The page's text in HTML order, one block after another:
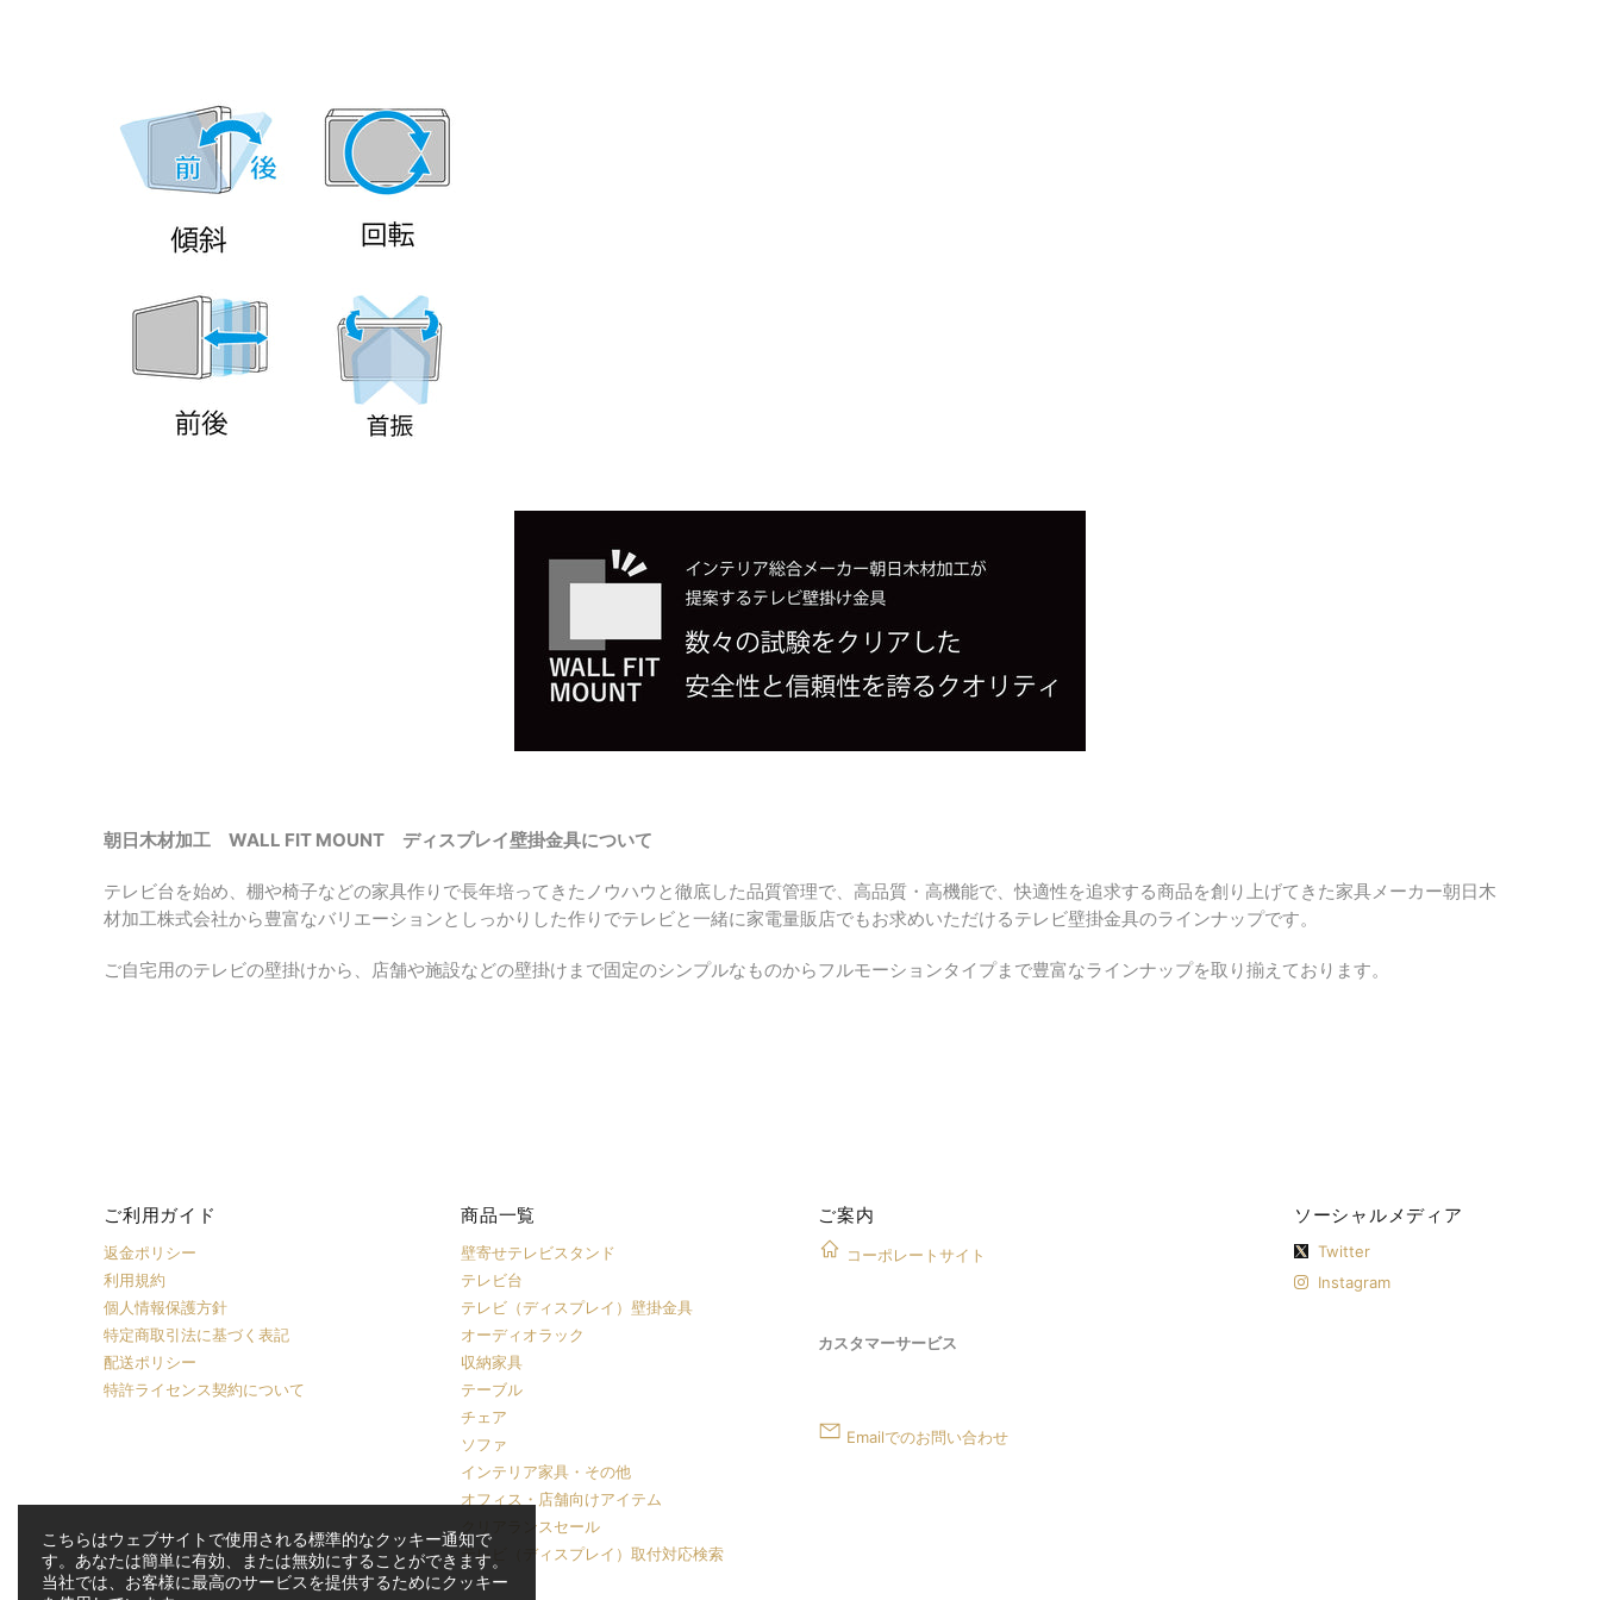
朝日木材加工 WALL FIT MOUNT ディスプレイ壁掛金具について
テレビ台を始め、棚や椅子などの家具作りで長年培ってきたノウハウと徹底した品質管理で、高品質・高機能で、快適性を追求する商品を創り上げてきた家具メーカー朝日木
材加工株式会社から豊富なバリエーションとしっかりした作りでテレビと一緒に家電量販店でもお求めいただけるテレビ壁掛金具のラインナップです。
ご自宅用のテレビの壁掛けから、店舗や施設などの壁掛けまで固定のシンプルなものからフルモーションタイプまで豊富なラインナップを取り揃えております。
ご利用ガイド
返金ポリシー
利用規約
個人情報保護方針
特定商取引法に基づく表記
配送ポリシー
特許ライセンス契約について
商品一覧
壁寄せテレビスタンド
テレビ台
テレビ（ディスプレイ）壁掛金具
オーディオラック
収納家具
テーブル
チェア
ソファ
インテリア家具・その他
オフィス・店舗向けアイテム
クリアランスセール
テレビ（ディスプレイ）取付対応検索
ご案内
コーポレートサイト
カスタマーサービス
Emailでのお問い合わせ
ソーシャルメディア
Twitter
Instagram
こちらはウェブサイトで使用される標準的なクッキー通知で
す。あなたは簡単に有効、または無効にすることができます。
当社では、お客様に最高のサービスを提供するためにクッキー